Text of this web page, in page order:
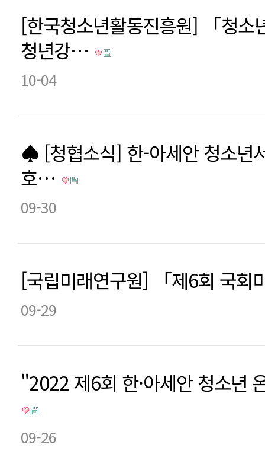
[한국청소년활동진흥원] 「청소
청년강…
10-04
♠ [청협소식] 한-아세안 청소년
호…
09-30
[국립미래연구원] 「제6회 국회
09-29
"2022 제6회 한·아세안 청소년
09-26